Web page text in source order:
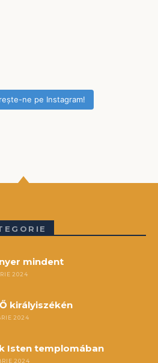
ne pe Instagram!
mindent
2024
királyiszékén
2024
Isten templomában
2024